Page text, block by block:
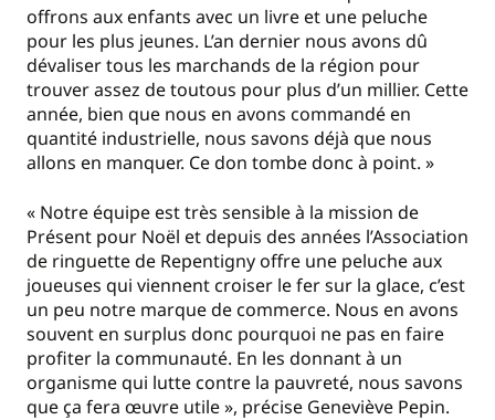
offrons aux enfants avec un livre et une peluche
pour les plus jeunes. L’an dernier nous avons dû
dévaliser tous les marchands de la région pour
trouver assez de toutous pour plus d’un millier. Cette
année, bien que nous en avons commandé en
quantité industrielle, nous savons déjà que nous
allons en manquer. Ce don tombe donc à point. »
« Notre équipe est très sensible à la mission de
Présent pour Noël et depuis des années l’Association
de ringuette de Repentigny offre une peluche aux
joueuses qui viennent croiser le fer sur la glace, c’est
un peu notre marque de commerce. Nous en avons
souvent en surplus donc pourquoi ne pas en faire
profiter la communauté. En les donnant à un
organisme qui lutte contre la pauvreté, nous savons
que ça fera œuvre utile », précise Geneviève Pepin.